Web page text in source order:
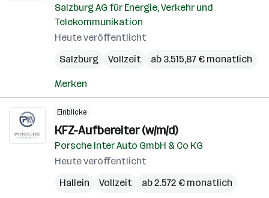
Salzburg AG für Energie, Verkehr und
Telekommunikation
Heute veröffentlicht
Salzburg
Vollzeit ab 3.515,87 € monatlich
Merken
Einblicke
KFZ-Aufbereiter (w/m/d)
Porsche Inter Auto GmbH & Co KG
Heute veröffentlicht
Hallein
Vollzeit ab 2.572 € monatlich